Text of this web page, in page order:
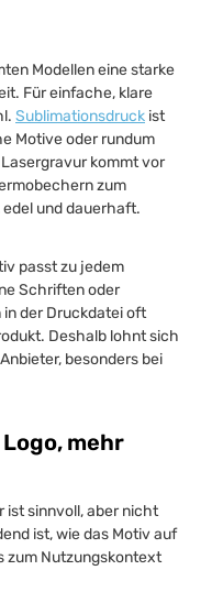
Modellen eine starke
Für einfache, klare
Sublimationsdruck ist
Motive oder rundum
kommt vor
zum
und dauerhaft.
passt zu jedem
Schriften oder
der Druckdatei oft
Deshalb lohnt sich
besonders bei
mehr
ist sinnvoll, aber nicht
ist, wie das Motiv auf
zum Nutzungskontext